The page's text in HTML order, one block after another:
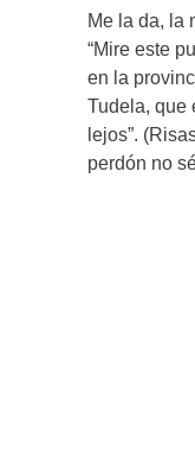
Me la da, la
“Mire este
en la
Tudela, que
lejos”.
perdón no